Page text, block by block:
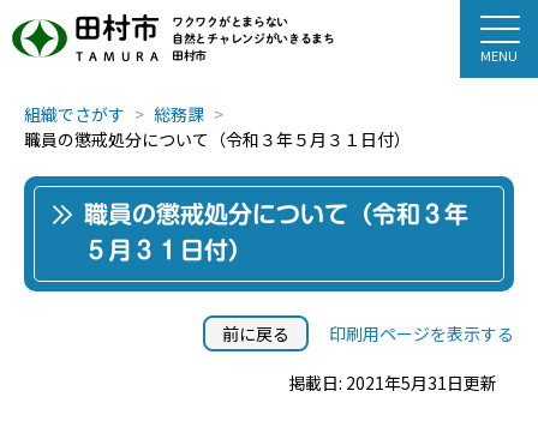
田村市
TAMURA
ワクワクがとまらない
自然とチャレンジがいきるまち
田村市
組織でさがす
総務課
職員の懲戒処分について（令和３年５月３１日付）
職員の懲戒処分について（令和３年
５月３１日付）
前に戻る 印刷用ページを表示する
掲載日: 2021年5月31日更新